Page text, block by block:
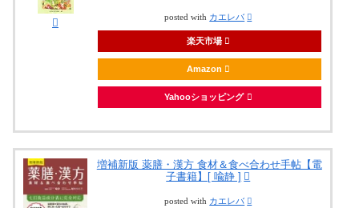
posted with カエレバ
楽天市場
Amazon
Yahooショッピング
増補新版 薬膳・漢方 食材＆食べ合わせ手帖【電
子書籍】[ 喩静 ]
posted with カエレバ